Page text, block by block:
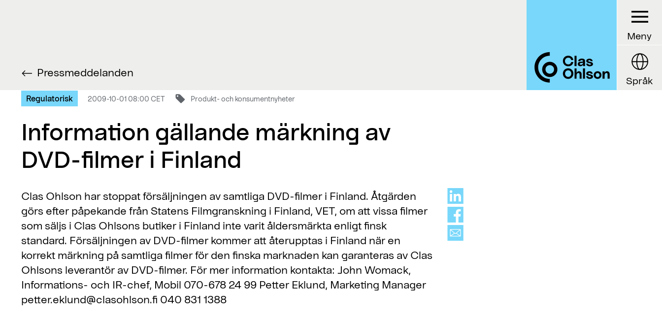
Pressmeddelanden
Regulatorisk 2009-10-01 08:00 CET Produkt- och konsumentnyheter
Information gällande märkning av
DVD-filmer i Finland
Clas Ohlson har stoppat försäljningen av samtliga DVD-filmer i Finland. Åtgärden
görs efter påpekande från Statens Filmgranskning i Finland, VET, om att vissa filmer
som säljs i Clas Ohlsons butiker i Finland inte varit åldersmärkta enligt finsk
standard. Försäljningen av DVD-filmer kommer att återupptas i Finland när en
korrekt märkning på samtliga filmer för den finska marknaden kan garanteras av Clas
Ohlsons leverantör av DVD-filmer. För mer information kontakta: John Womack,
Informations- och IR-chef, Mobil 070-678 24 99 Petter Eklund, Marketing Manager
petter.eklund@clasohlson.fi 040 831 1388
Meny
Språk